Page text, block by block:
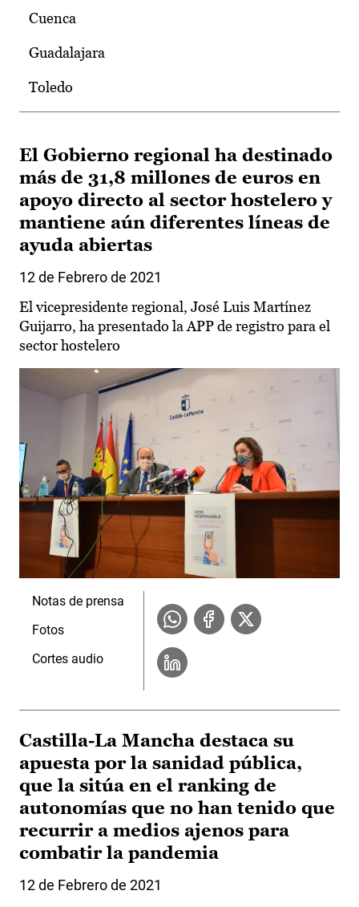
Cuenca
Guadalajara
Toledo
El Gobierno regional ha destinado
más de 31,8 millones de euros en
apoyo directo al sector hostelero y
mantiene aún diferentes líneas de
ayuda abiertas
12 de Febrero de 2021
El vicepresidente regional, José Luis Martínez
Guijarro, ha presentado la APP de registro para el
sector hostelero
Notas de prensa
Fotos
Cortes audio
Castilla-La Mancha destaca su
apuesta por la sanidad pública,
que la sitúa en el ranking de
autonomías que no han tenido que
recurrir a medios ajenos para
combatir la pandemia
12 de Febrero de 2021